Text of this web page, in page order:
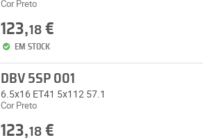
Cor Preto
123,18€
EM STOCK
DBV 5SP 001
6.5x16 ET41 5x112 57.1
Cor Preto
123,18€